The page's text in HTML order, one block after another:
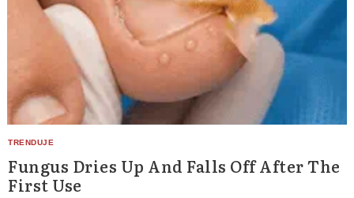
Fungus Dries Up And Falls Off After The
First Use